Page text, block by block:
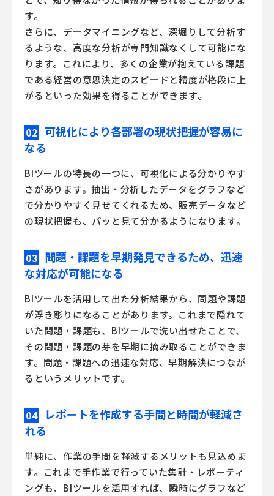
す。
さらに、データマイニングなど、深堀りして分析す
るような、高度な分析が専門知識なくして可能にな
ります。これにより、多くの企業が抱えている課題
である経営の意思決定のスピードと精度が格段に上
がるといった効果を得ることができます。
02 可視化により各部署の現状把握が容易に
なる
BIツールの特長の一つに、可視化による分かりやす
さがあります。抽出・分析したデータをグラフなど
で分かりやすく見せてくれるため、販売データなど
の現状把握も、パッと見て分かるようになります。
03 問題・課題を早期発見できるため、迅速
な対応が可能になる
BIツールを活用して出た分析結果から、問題や課題
が浮き彫りになることがあります。これまで隠れて
いた問題・課題も、 BIツールで洗い出せたことで、
その問題・課題の芽を早期に摘み取ることができま
す。問題・課題への迅速な対応、早期解決につなが
るというメリットです。
04 レポートを作成する手間と時間が軽減さ
れる
単純に、作業の手間を軽減するメリットも見込めま
す。これまで手作業で行っていた集計・レポーティ
ングも、 BIツールを活用すれば、瞬時にグラフなど